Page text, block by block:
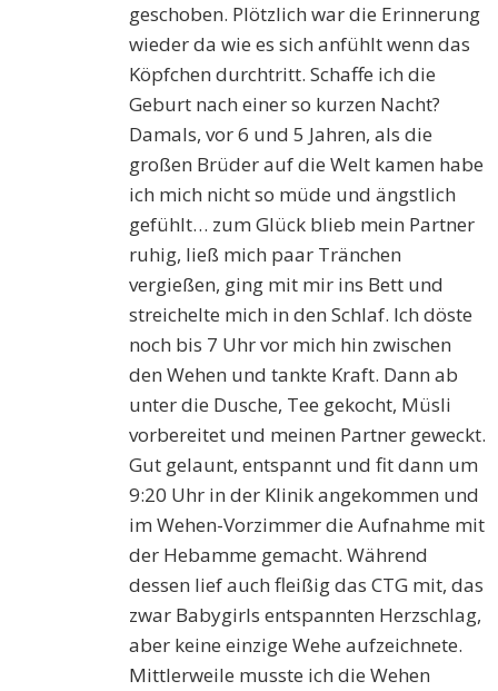
geschoben. Plötzlich war die Erinnerung
wieder da wie es sich anfühlt wenn das
Köpfchen durchtritt. Schaffe ich die
Geburt nach einer so kurzen Nacht?
Damals, vor 6 und 5 Jahren, als die
großen Brüder auf die Welt kamen habe
ich mich nicht so müde und ängstlich
gefühlt… zum Glück blieb mein Partner
ruhig, ließ mich paar Tränchen
vergießen, ging mit mir ins Bett und
streichelte mich in den Schlaf. Ich döste
noch bis 7 Uhr vor mich hin zwischen
den Wehen und tankte Kraft. Dann ab
unter die Dusche, Tee gekocht, Müsli
vorbereitet und meinen Partner geweckt.
Gut gelaunt, entspannt und fit dann um
9:20 Uhr in der Klinik angekommen und
im Wehen-Vorzimmer die Aufnahme mit
der Hebamme gemacht. Während
dessen lief auch fleißig das CTG mit, das
zwar Babygirls entspannten Herzschlag,
aber keine einzige Wehe aufzeichnete.
Mittlerweile musste ich die Wehen